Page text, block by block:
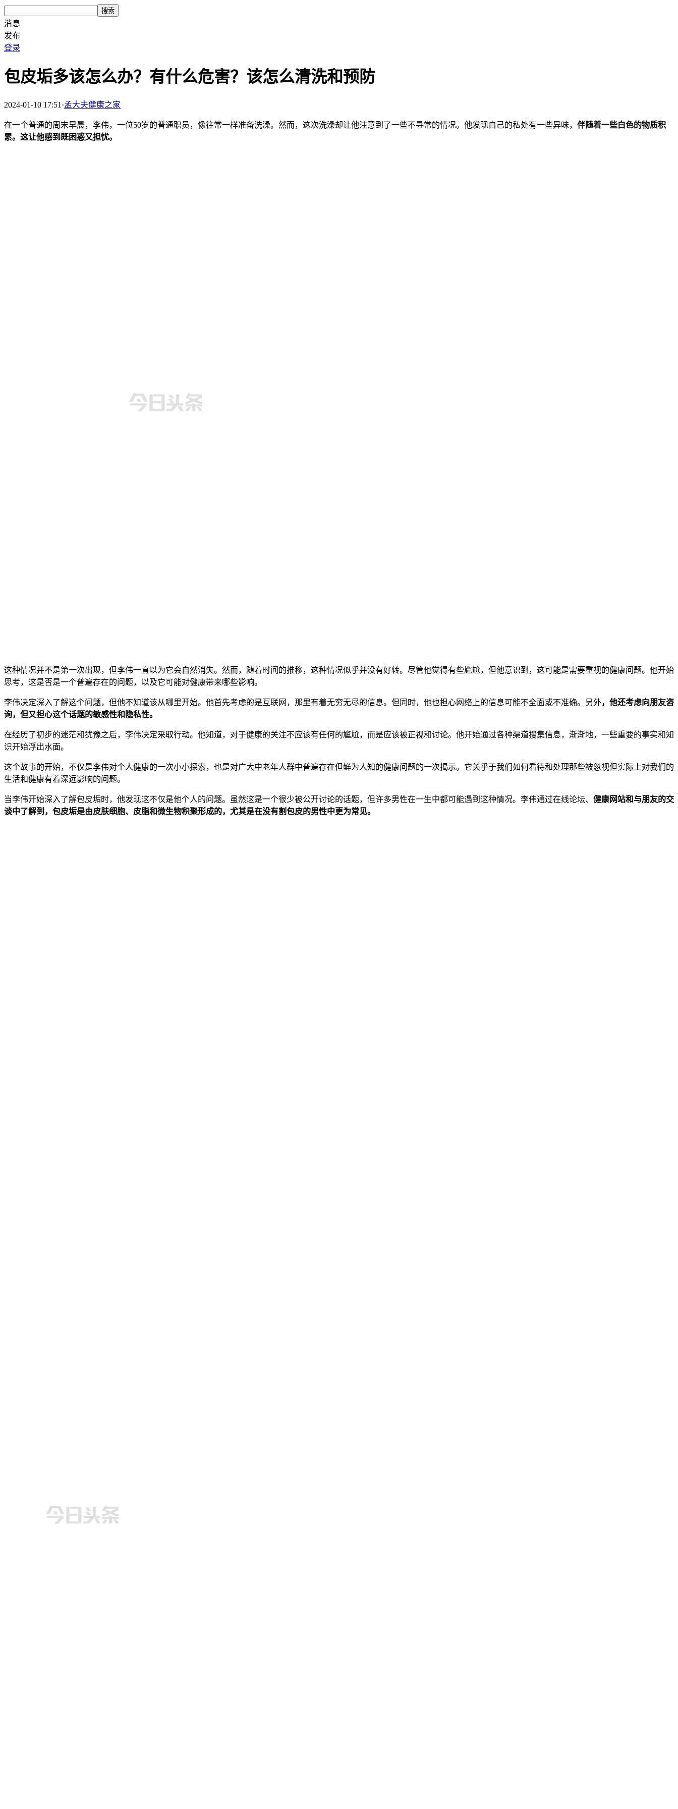
搜索
消息
发布
登录
包皮垢多该怎么办？有什么危害？该怎么清洗和预防
2024-01-10 17:51 ·孟大夫健康之家
在一个普通的周末早晨，李伟，一位50岁的普通职员，像往常一样准备洗澡。然而，这次洗澡却让他注意到了一些不寻常的情况。他发现自己的私处有一些异味， 伴随着一些白色的物质积
累。这让他感到既困惑又担忧。
这种情况并不是第一次出现，但李伟一直以为它会自然消失。然而，随着时间的推移，这种情况似乎并没有好转。尽管他觉得有些尴尬，但他意识到，这可能是需要重视的健康问题。他开始
思考，这是否是一个普遍存在的问题，以及它可能对健康带来哪些影响。
李伟决定深入了解这个问题，但他不知道该从哪里开始。他首先考虑的是互联网，那里有着无穷无尽的信息。但同时，他也担心网络上的信息可能不全面或不准确。另外，他还考虑向朋友咨
询，但又担心这个话题的敏感性和隐私性。
在经历了初步的迷茫和犹豫之后，李伟决定采取行动。他知道，对于健康的关注不应该有任何的尴尬，而是应该被正视和讨论。他开始通过各种渠道搜集信息，渐渐地，一些重要的事实和知
识开始浮出水面。
这个故事的开始，不仅是李伟对个人健康的一次小小探索，也是对广大中老年人群中普遍存在但鲜为人知的健康问题的一次揭示。它关乎于我们如何看待和处理那些被忽视但实际上对我们的
生活和健康有着深远影响的问题。
当李伟开始深入了解包皮垢时，他发现这不仅是他个人的问题。虽然这是一个很少被公开讨论的话题，但许多男性在一生中都可能遇到这种情况。李伟通过在线论坛、 健康网站和与朋友的交
谈中了解到，包皮垢是由皮肤细胞、皮脂和微生物积聚形成的，尤其是在没有割包皮的男性中更为常见。